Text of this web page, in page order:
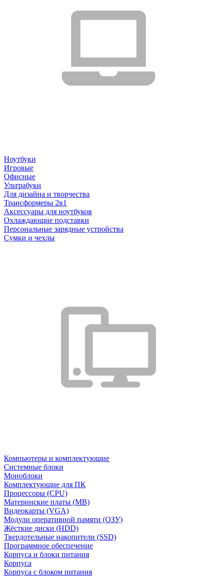
Ноутбуки
Игровые
Офисные
Ультрабуки
Для дизайна и творчества
Трансформеры 2в1
Аксессуары для ноутбуков
Охлаждающие подставки
Персональные зарядные устройства
Сумки и чехлы
Компьютеры и комплектующие
Системные блоки
Моноблоки
Комплектующие для ПК
Процессоры (CPU)
Материнские платы (MB)
Видеокарты (VGA)
Модули оперативной памяти (ОЗУ)
Жёсткие диски (HDD)
Твердотельные накопители (SSD)
Программное обеспечение
Корпуса и блоки питания
Корпуса
Корпуса с блоком питания